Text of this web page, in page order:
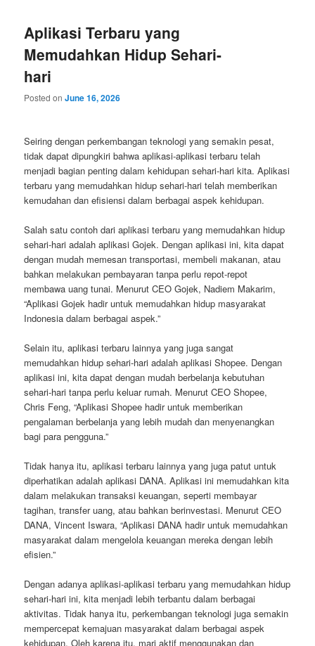
Aplikasi Terbaru yang
Memudahkan Hidup Sehari-
hari
Posted onJune 16, 2026
Seiring dengan perkembangan teknologi yang semakin pesat,
tidak dapat dipungkiri bahwa aplikasi-aplikasi terbaru telah
menjadi bagian penting dalam kehidupan sehari-hari kita. Aplikasi
terbaru yang memudahkan hidup sehari-hari telah memberikan
kemudahan dan efisiensi dalam berbagai aspek kehidupan.
Salah satu contoh dari aplikasi terbaru yang memudahkan hidup
sehari-hari adalah aplikasi Gojek. Dengan aplikasi ini, kita dapat
dengan mudah memesan transportasi, membeli makanan, atau
bahkan melakukan pembayaran tanpa perlu repot-repot
membawa uang tunai. Menurut CEO Gojek, Nadiem Makarim,
“Aplikasi Gojek hadir untuk memudahkan hidup masyarakat
Indonesia dalam berbagai aspek.”
Selain itu, aplikasi terbaru lainnya yang juga sangat
memudahkan hidup sehari-hari adalah aplikasi Shopee. Dengan
aplikasi ini, kita dapat dengan mudah berbelanja kebutuhan
sehari-hari tanpa perlu keluar rumah. Menurut CEO Shopee,
Chris Feng, “Aplikasi Shopee hadir untuk memberikan
pengalaman berbelanja yang lebih mudah dan menyenangkan
bagi para pengguna.”
Tidak hanya itu, aplikasi terbaru lainnya yang juga patut untuk
diperhatikan adalah aplikasi DANA. Aplikasi ini memudahkan kita
dalam melakukan transaksi keuangan, seperti membayar
tagihan, transfer uang, atau bahkan berinvestasi. Menurut CEO
DANA, Vincent Iswara, “Aplikasi DANA hadir untuk memudahkan
masyarakat dalam mengelola keuangan mereka dengan lebih
efisien.”
Dengan adanya aplikasi-aplikasi terbaru yang memudahkan hidup
sehari-hari ini, kita menjadi lebih terbantu dalam berbagai
aktivitas. Tidak hanya itu, perkembangan teknologi juga semakin
mempercepat kemajuan masyarakat dalam berbagai aspek
kehidupan. Oleh karena itu, mari aktif menggunakan dan